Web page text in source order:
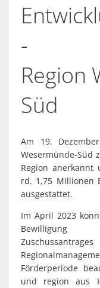
-
Region
Süd
Am 19.
Wesermünde-Süd
Region
rd. 1,75 Millionen
ausgestattet.
Im April 2023
Förderperiode
und region aus